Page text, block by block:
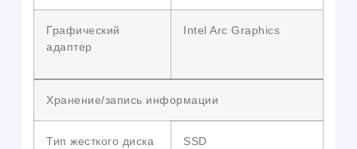
Графический
адаптер
Intel Arc Graphics
Хранение/запись информации
Тип жесткого диска SSD